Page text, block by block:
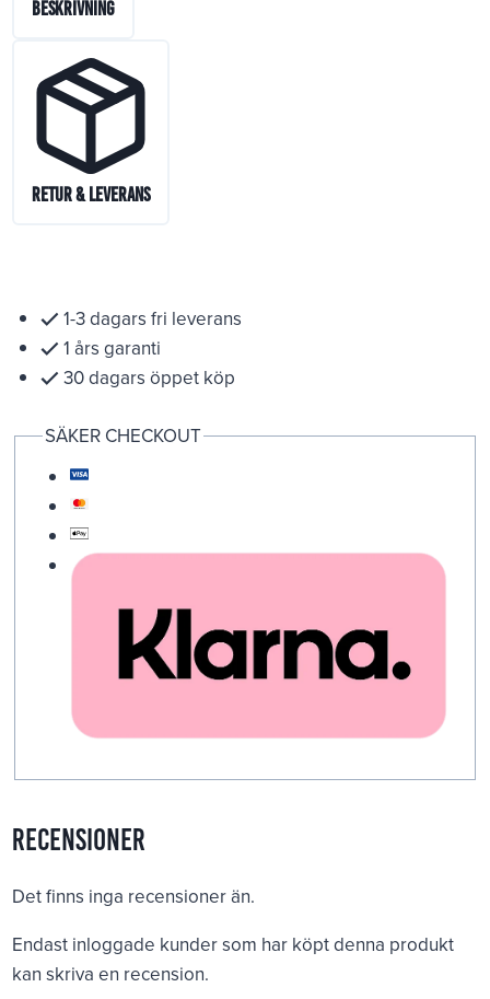
Beskrivning
Retur & Leverans
1-3 dagars fri leverans
1 års garanti
30 dagars öppet köp
SÄKER CHECKOUT
Recensioner
Det finns inga recensioner än.
Endast inloggade kunder som har köpt denna produkt
kan skriva en recension.